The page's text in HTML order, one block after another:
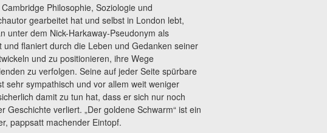
Philosophie, Soziologie und
gearbeitet hat und selbst in London lebt,
unter dem Nick-Harkaway-Pseudonym als
flaniert durch die Leben und Gedanken seiner
und zu positionieren, ihre Wege
zu verfolgen. Seine auf jeder Seite spürbare
sehr sympathisch und vor allem weit weniger
damit zu tun hat, dass er sich nur noch
verliert. „Der goldene Schwarm“ ist ein
pappsatt machender Eintopf.